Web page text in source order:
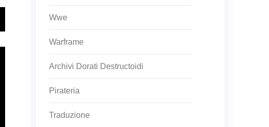
Wwe
Warframe
Archivi Dorati Destructoidi
Pirateria
Traduzione